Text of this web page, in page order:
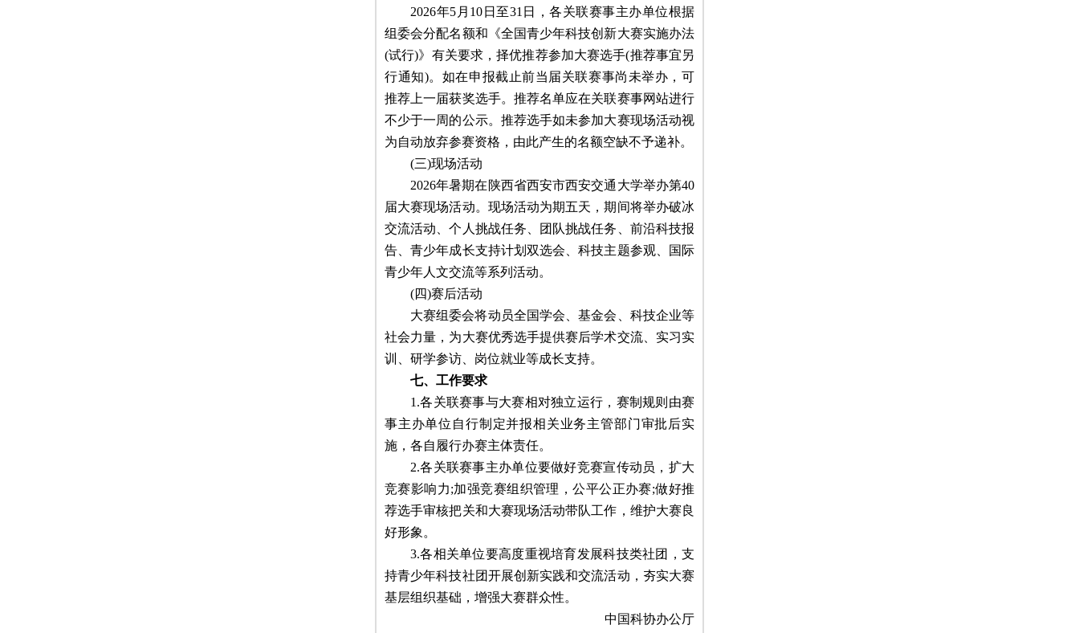
2026年5月10日至31日，各关联赛事主办单位根据
组委会分配名额和《全国青少年科技创新大赛实施办法
(试行)》有关要求，择优推荐参加大赛选手(推荐事宜另
行通知)。如在申报截止前当届关联赛事尚未举办，可
推荐上一届获奖选手。推荐名单应在关联赛事网站进行
不少于一周的公示。推荐选手如未参加大赛现场活动视
为自动放弃参赛资格，由此产生的名额空缺不予递补。
(三)现场活动
2026年暑期在陕西省西安市西安交通大学举办第40
届大赛现场活动。现场活动为期五天，期间将举办破冰
交流活动、个人挑战任务、团队挑战任务、前沿科技报
告、青少年成长支持计划双选会、科技主题参观、国际
青少年人文交流等系列活动。
(四)赛后活动
大赛组委会将动员全国学会、基金会、科技企业等
社会力量，为大赛优秀选手提供赛后学术交流、实习实
训、研学参访、岗位就业等成长支持。
七、工作要求
1.各关联赛事与大赛相对独立运行，赛制规则由赛
事主办单位自行制定并报相关业务主管部门审批后实
施，各自履行办赛主体责任。
2.各关联赛事主办单位要做好竞赛宣传动员，扩大
竞赛影响力;加强竞赛组织管理，公平公正办赛;做好推
荐选手审核把关和大赛现场活动带队工作，维护大赛良
好形象。
3.各相关单位要高度重视培育发展科技类社团，支
持青少年科技社团开展创新实践和交流活动，夯实大赛
基层组织基础，增强大赛群众性。
中国科协办公厅